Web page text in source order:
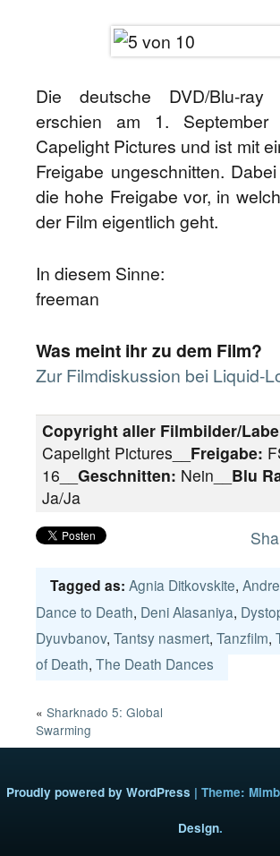
Die deutsche DVD/Blu-
erschien am 1.
Capelight Pictures und ist mit
Freigabe ungeschnitten.
die hohe Freigabe vor, in
der Film eigentlich geht.
In diesem Sinne:
freeman
Was meint ihr zu dem Film?
Zur Filmdiskussion bei Liquid-
Copyright aller Filmbilder/
Capelight Pictures__ Freigabe:
16__ Geschnitten: Nein__ Blu
Ja/Ja
Tagged as: Agnia Ditkovskite,
Dance to Death, Deni Alasaniya,
Dyuvbanov, Tantsy nasmert, Tanzfilm,
of Death, The Death Dances
« Sharknado 5: Global
Swarming
Proudly powered by WordPress | Theme:
Design.